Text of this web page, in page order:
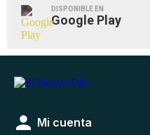
DISPONIBLE EN
Google Play
Mi cuenta